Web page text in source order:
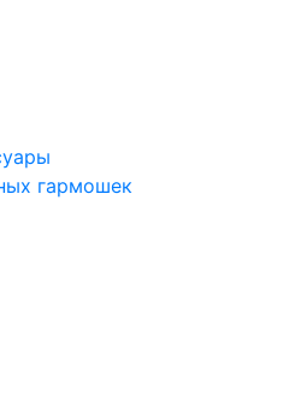
гармошек